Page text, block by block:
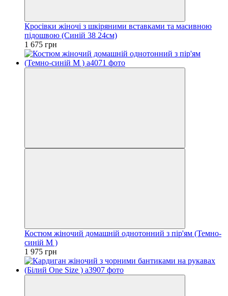
Кросівки жіночі з шкіряними вставками та масивною
підошвою (Синій 38 24см)
1 675 грн
Костюм жіночий домашній однотонний з пір'ям (Темно-
синій M )
1 975 грн